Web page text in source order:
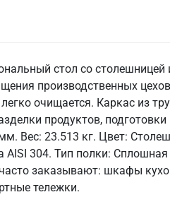
стол со столешницей
производственных
очищается. Каркас из
продуктов, подготовки
Вес: 23.513 кг. Цвет:
304. Тип полки: Сплошная
заказывают: шкафы
тележки.